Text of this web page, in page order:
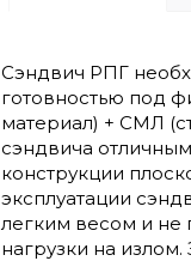
Сэндвич РПГ
готовностью под
материал) + СМЛ
сэндвича
конструкции
эксплуатации
легким весом и не
нагрузки на